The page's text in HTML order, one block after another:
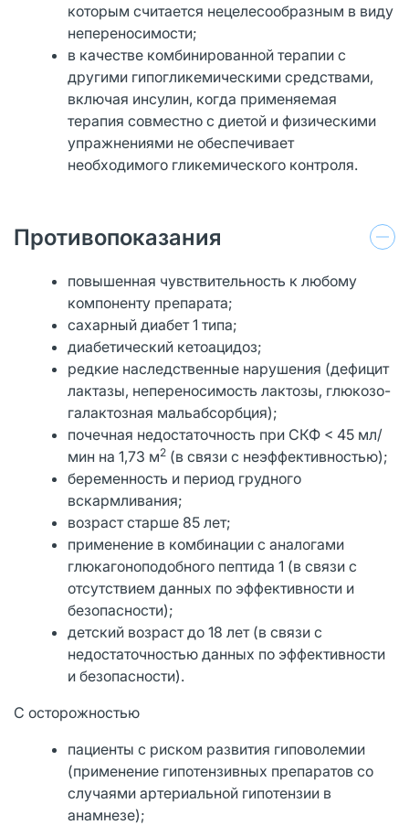
которым считается нецелесообразным в виду
непереносимости;
в качестве комбинированной терапии с
другими гипогликемическими средствами,
включая инсулин, когда применяемая
терапия совместно с диетой и физическими
упражнениями не обеспечивает
необходимого гликемического контроля.
Противопоказания
повышенная чувствительность к любому
компоненту препарата;
сахарный диабет 1 типа;
диабетический кетоацидоз;
редкие наследственные нарушения (дефицит
лактазы, непереносимость лактозы, глюкозо-
галактозная мальабсорбция);
почечная недостаточность при СКФ < 45 мл/
мин на 1,73 м2 (в связи с неэффективностью);
беременность и период грудного
вскармливания;
возраст старше 85 лет;
применение в комбинации с аналогами
глюкагоноподобного пептида 1 (в связи с
отсутствием данных по эффективности и
безопасности);
детский возраст до 18 лет (в связи с
недостаточностью данных по эффективности
и безопасности).
С осторожностью
пациенты с риском развития гиповолемии
(применение гипотензивных препаратов со
случаями артериальной гипотензии в
анамнезе);